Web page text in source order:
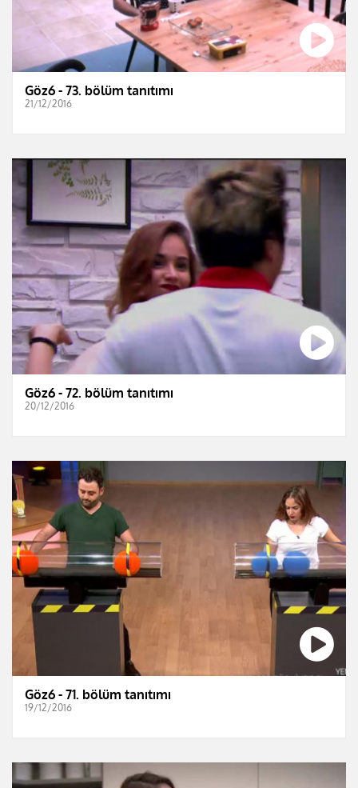
Göz6 - 73. bölüm tanıtımı
21/12/2016
Göz6 - 72. bölüm tanıtımı
20/12/2016
Göz6 - 71. bölüm tanıtımı
19/12/2016